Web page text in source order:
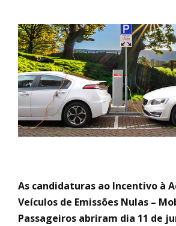
As candidaturas ao Incentivo à
Veículos de Emissões Nulas –
Passageiros abriram dia 11 de